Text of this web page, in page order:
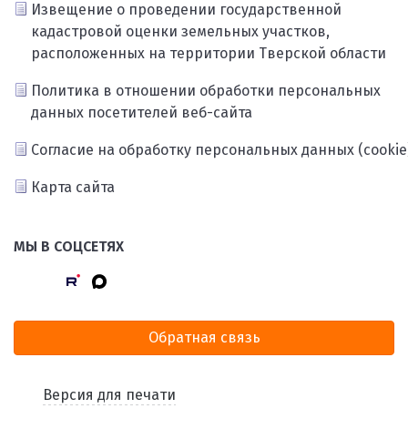
Извещение о проведении государственной
кадастровой оценки земельных участков,
расположенных на территории Тверской области
Политика в отношении обработки персональных
данных посетителей веб-сайта
Согласие на обработку персональных данных
Карта сайта
МЫ В СОЦСЕТЯХ
Обратная связь
Версия для печати